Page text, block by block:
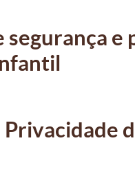
segurança